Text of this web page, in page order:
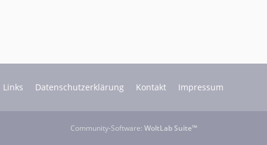
Links Datenschutzerklärung Kontakt Impressum
Community-Software: WoltLab Suite™